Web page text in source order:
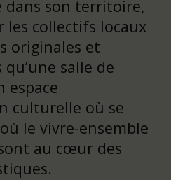
dans son territoire,
les collectifs locaux
originales et
salle de
espace
culturelle où se
le vivre-ensemble
au cœur des